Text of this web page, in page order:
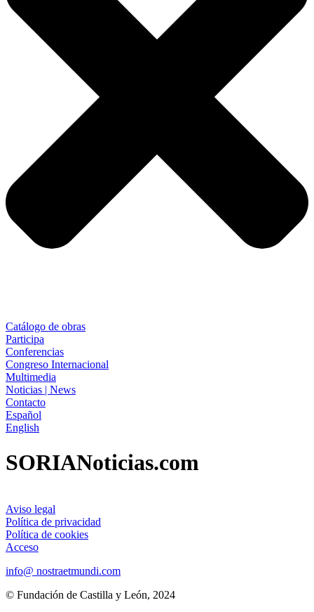
Catálogo de obras
Participa
Conferencias
Congreso Internacional
Multimedia
Noticias | News
Contacto
Español
English
SORIANoticias.com
Aviso legal
Política de privacidad
Política de cookies
Acceso
info@ nostraetmundi.com
© Fundación de Castilla y León, 2024